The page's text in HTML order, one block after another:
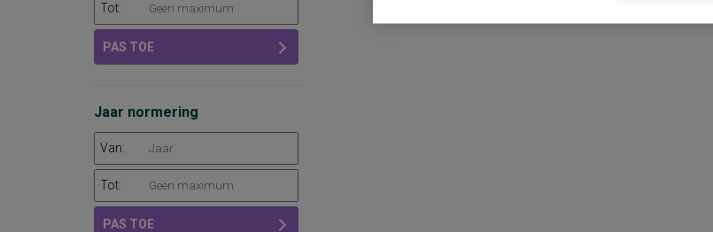
Tot:
PAS TOE
Jaar normering
Van:
Tot:
PAS TOE